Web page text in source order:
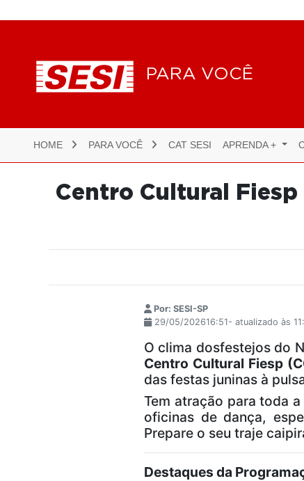
PARA VOCÊ
HOME PARA VOCÊ CAT SESI APRENDA +
Centro Cultural
Por: SESI-SP
29/05/202616:51- atualizado às
O clima dosfestejos do
Centro Cultural Fiesp
das festas juninas à
Tem atração para toda
oficinas de dança,
Prepare o seu traje
Destaques da